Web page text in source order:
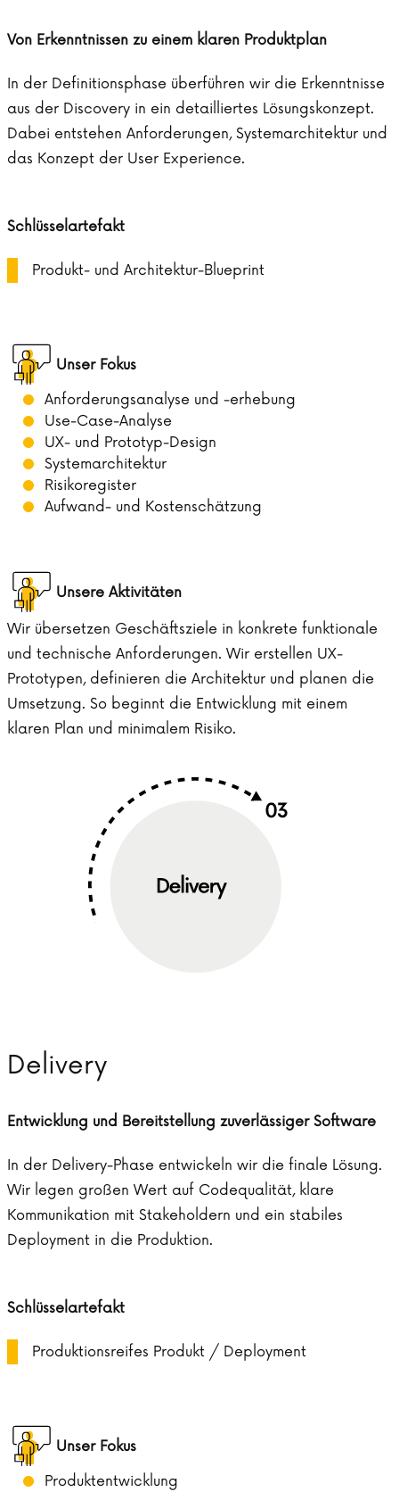
Von Erkenntnissen zu einem klaren Produktplan
In der Definitionsphase überführen wir die Erkenntnisse
aus der Discovery in ein detailliertes Lösungskonzept.
Dabei entstehen Anforderungen, Systemarchitektur und
das Konzept der User Experience.
Schlüsselartefakt
Produkt- und Architektur-Blueprint
Unser Fokus
Anforderungsanalyse und -erhebung
Use-Case-Analyse
UX- und Prototyp-Design
Systemarchitektur
Risikoregister
Aufwand- und Kostenschätzung
Unsere Aktivitäten
Wir übersetzen Geschäftsziele in konkrete funktionale
und technische Anforderungen. Wir erstellen UX-
Prototypen, definieren die Architektur und planen die
Umsetzung. So beginnt die Entwicklung mit einem
klaren Plan und minimalem Risiko.
Delivery
Entwicklung und Bereitstellung zuverlässiger Software
In der Delivery-Phase entwickeln wir die finale Lösung.
Wir legen großen Wert auf Codequalität, klare
Kommunikation mit Stakeholdern und ein stabiles
Deployment in die Produktion.
Schlüsselartefakt
Produktionsreifes Produkt / Deployment
Unser Fokus
Produktentwicklung